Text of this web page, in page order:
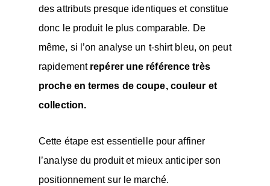
des attributs presque identiques et constitue
donc le produit le plus comparable. De
même, si l’on analyse un t-shirt bleu, on peut
rapidementrepérer une référence très
proche en termes de coupe, couleur et
collection.
Cette étape est essentielle pour affiner
l’analyse du produit et mieux anticiper son
positionnement sur le marché.